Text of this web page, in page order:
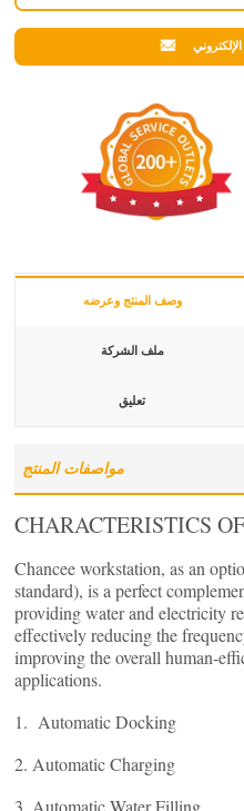
وصف المنتج وعرضه
ملف الشركة
تعليق
مواصفات المنتج
CHARACTERISTICS
Chancee workstation, as an
standard), is a perfect
providing water and electricity
effectively reducing the
improving the overall human-
applications.
1. Automatic Docking
2. Automatic Charging
3. Automatic Water Filling